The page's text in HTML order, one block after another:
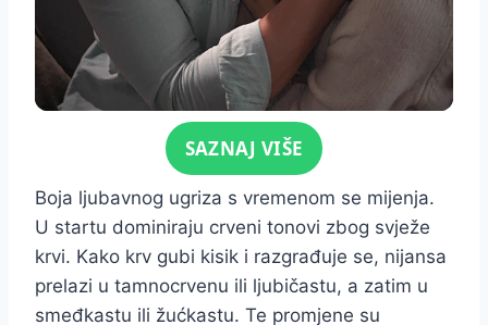
Click for soundSAZNAJ VIŠE
Boja ljubavnog ugriza s vremenom se mijenja.
U startu dominiraju crveni tonovi zbog svježe
krvi. Kako krv gubi kisik i razgrađuje se, nijansa
prelazi u tamnocrvenu ili ljubičastu, a zatim u
smeđkastu ili žućkastu. Te promjene su